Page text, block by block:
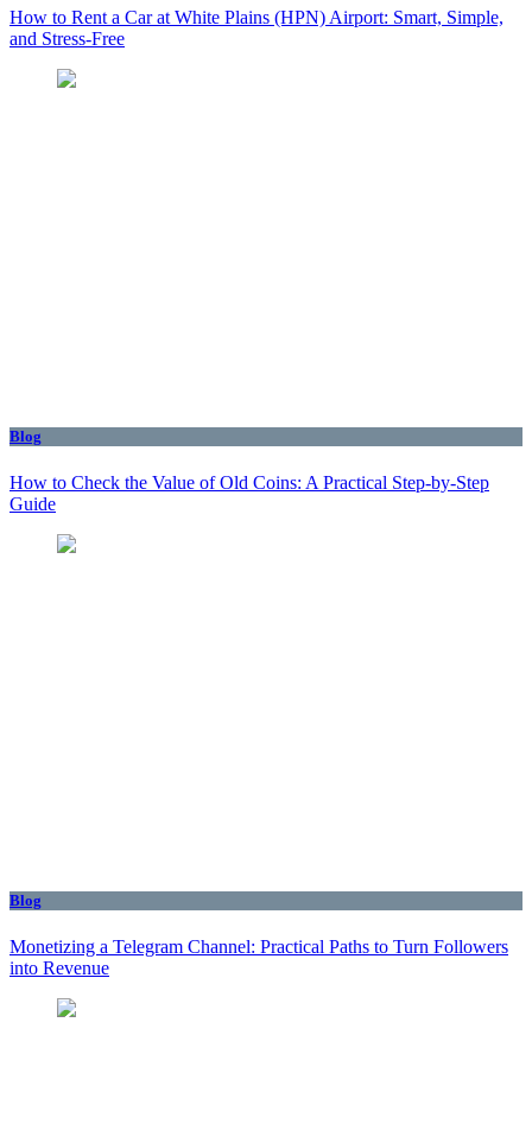
How to Rent a Car at White Plains (HPN) Airport: Smart, Simple,
and Stress-Free
Blog
How to Check the Value of Old Coins: A Practical Step-by-Step
Guide
Blog
Monetizing a Telegram Channel: Practical Paths to Turn Followers
into Revenue